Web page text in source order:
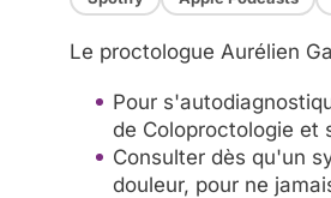
Le proctologue Aurélien
Pour
de Coloproctologie et
Consulter dès qu'un
douleur, pour ne